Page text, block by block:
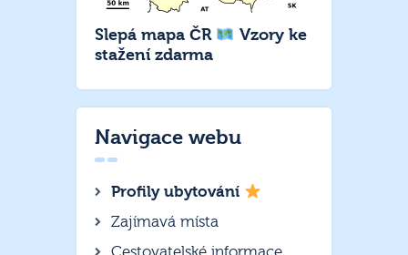
Slepá mapa ČR
Vzory ke
stažení zdarma
Navigace webu
Profily ubytování
Zajímavá místa